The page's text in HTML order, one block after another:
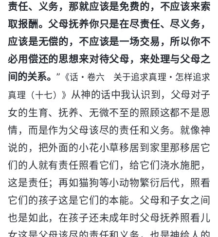
责任、义务，那就应该是免费的，不应该来索
取报酬。父母抚养你只是在尽责任、尽义务，
应该是无偿的，不应该是一场交易，所以你不
必用偿还的思想来对待父母，来处理与父母之
间的关系。” 《话・卷六 关于追求真理・怎样追求
真理（十七）》 从神的话中我认识到，父母对子
女的生育、抚养、无微不至的照顾这都不是恩
情，而是作为父母该尽的责任和义务。就像神
说的，把外面的小花小草移居到家里那移居它
们的人就有责任照看它们，给它们浇水施肥，
这是责任；再如猫狗等小动物繁衍后代，照看
它们的孩子这是它们的本能。父母和子女之间
也是如此，在孩子还未成年时父母抚养照看儿